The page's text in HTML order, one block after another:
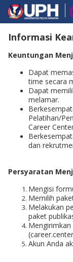
Informasi
Keuntungan
Dapat
time secara
Dapat
melamar.
Pelatihan/
Career
dan
Persyaratan
Mengisi
Memilih
Melakukan
paket
Akun Anda